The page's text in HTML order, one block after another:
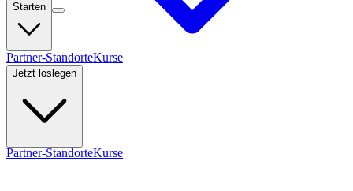
Starten
Partner-StandorteKurse
Jetzt loslegen
Partner-StandorteKurse